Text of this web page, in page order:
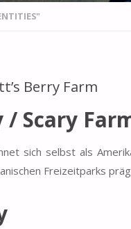
Berry Farm
/ Scary
sich selbst als
Freizeitparks